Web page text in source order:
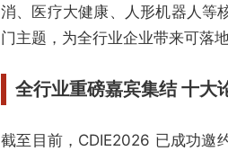
消、医疗大健康、人形机器人等
门主题，为全行业企业带来可落
全行业重磅嘉宾集结 十大
截至目前，CDIE2026 已成功邀